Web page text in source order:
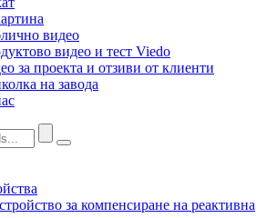
видео
видео и тест Viedo
за проекта и отзиви от клиенти
на завода
за компенсиране на реактивна